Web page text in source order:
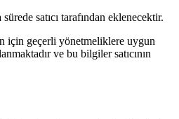
satıcı tarafından eklenecektir.
geçerli yönetmeliklere uygun
ve bu bilgiler satıcının